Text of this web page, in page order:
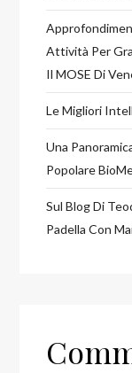
Attività Per
Il MOSE Di
Le Migliori
Una
Popolare
Sul Blog Di
Padella Con